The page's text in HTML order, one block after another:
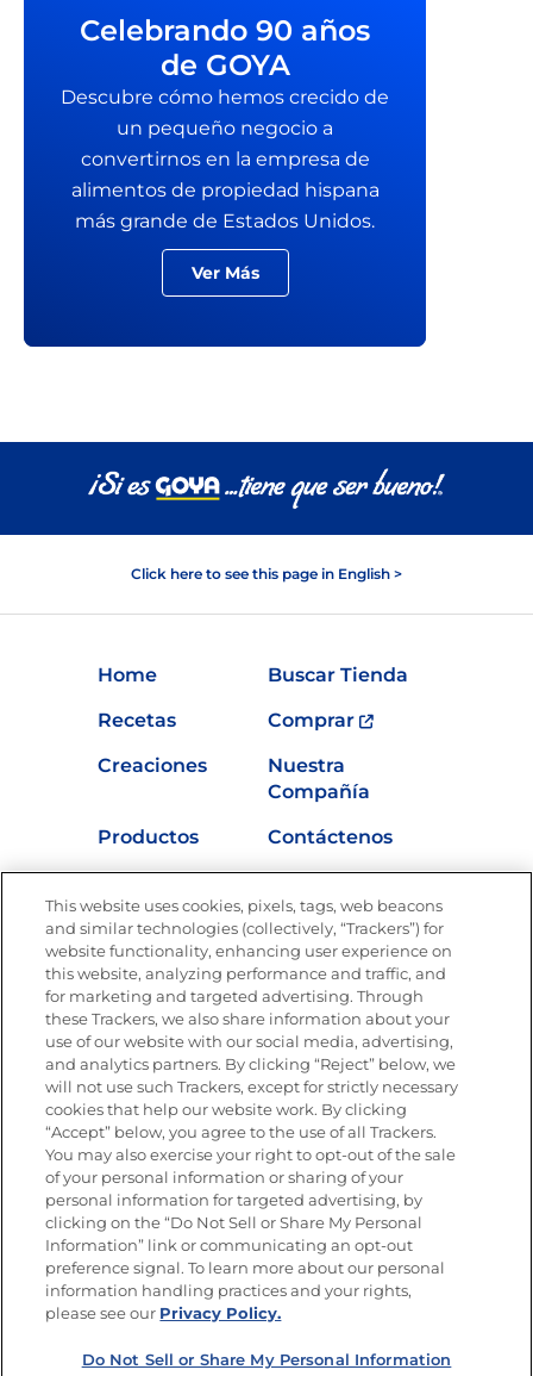
Celebrando 90 años
de GOYA
Descubre cómo hemos crecido de
un pequeño negocio a
convertirnos en la empresa de
alimentos de propiedad hispana
más grande de Estados Unidos.
Ver Más
Click here to see this page in English >
Home
Buscar Tienda
Recetas
Comprar
Creaciones
Nuestra
Compañía
Productos
Contáctenos
Nutrición
Únete a La Cocina Goya®
Recibe Nuevas Recetas, Ofertas Especiales y
Promociones
Email(Obligatorio)
SÍGUENOS EN LAS REDES SOCIALES
This website uses cookies, pixels, tags, web beacons
and similar technologies (collectively, “Trackers”) for
website functionality, enhancing user experience on
this website, analyzing performance and traffic, and
for marketing and targeted advertising. Through
these Trackers, we also share information about your
use of our website with our social media, advertising,
and analytics partners. By clicking “Reject” below, we
will not use such Trackers, except for strictly necessary
cookies that help our website work. By clicking
“Accept” below, you agree to the use of all Trackers.
You may also exercise your right to opt-out of the sale
of your personal information or sharing of your
personal information for targeted advertising, by
clicking on the “Do Not Sell or Share My Personal
Information” link or communicating an opt-out
preference signal. To learn more about our personal
information handling practices and your rights,
please see our Privacy Policy.
Do Not Sell or Share My Personal Information